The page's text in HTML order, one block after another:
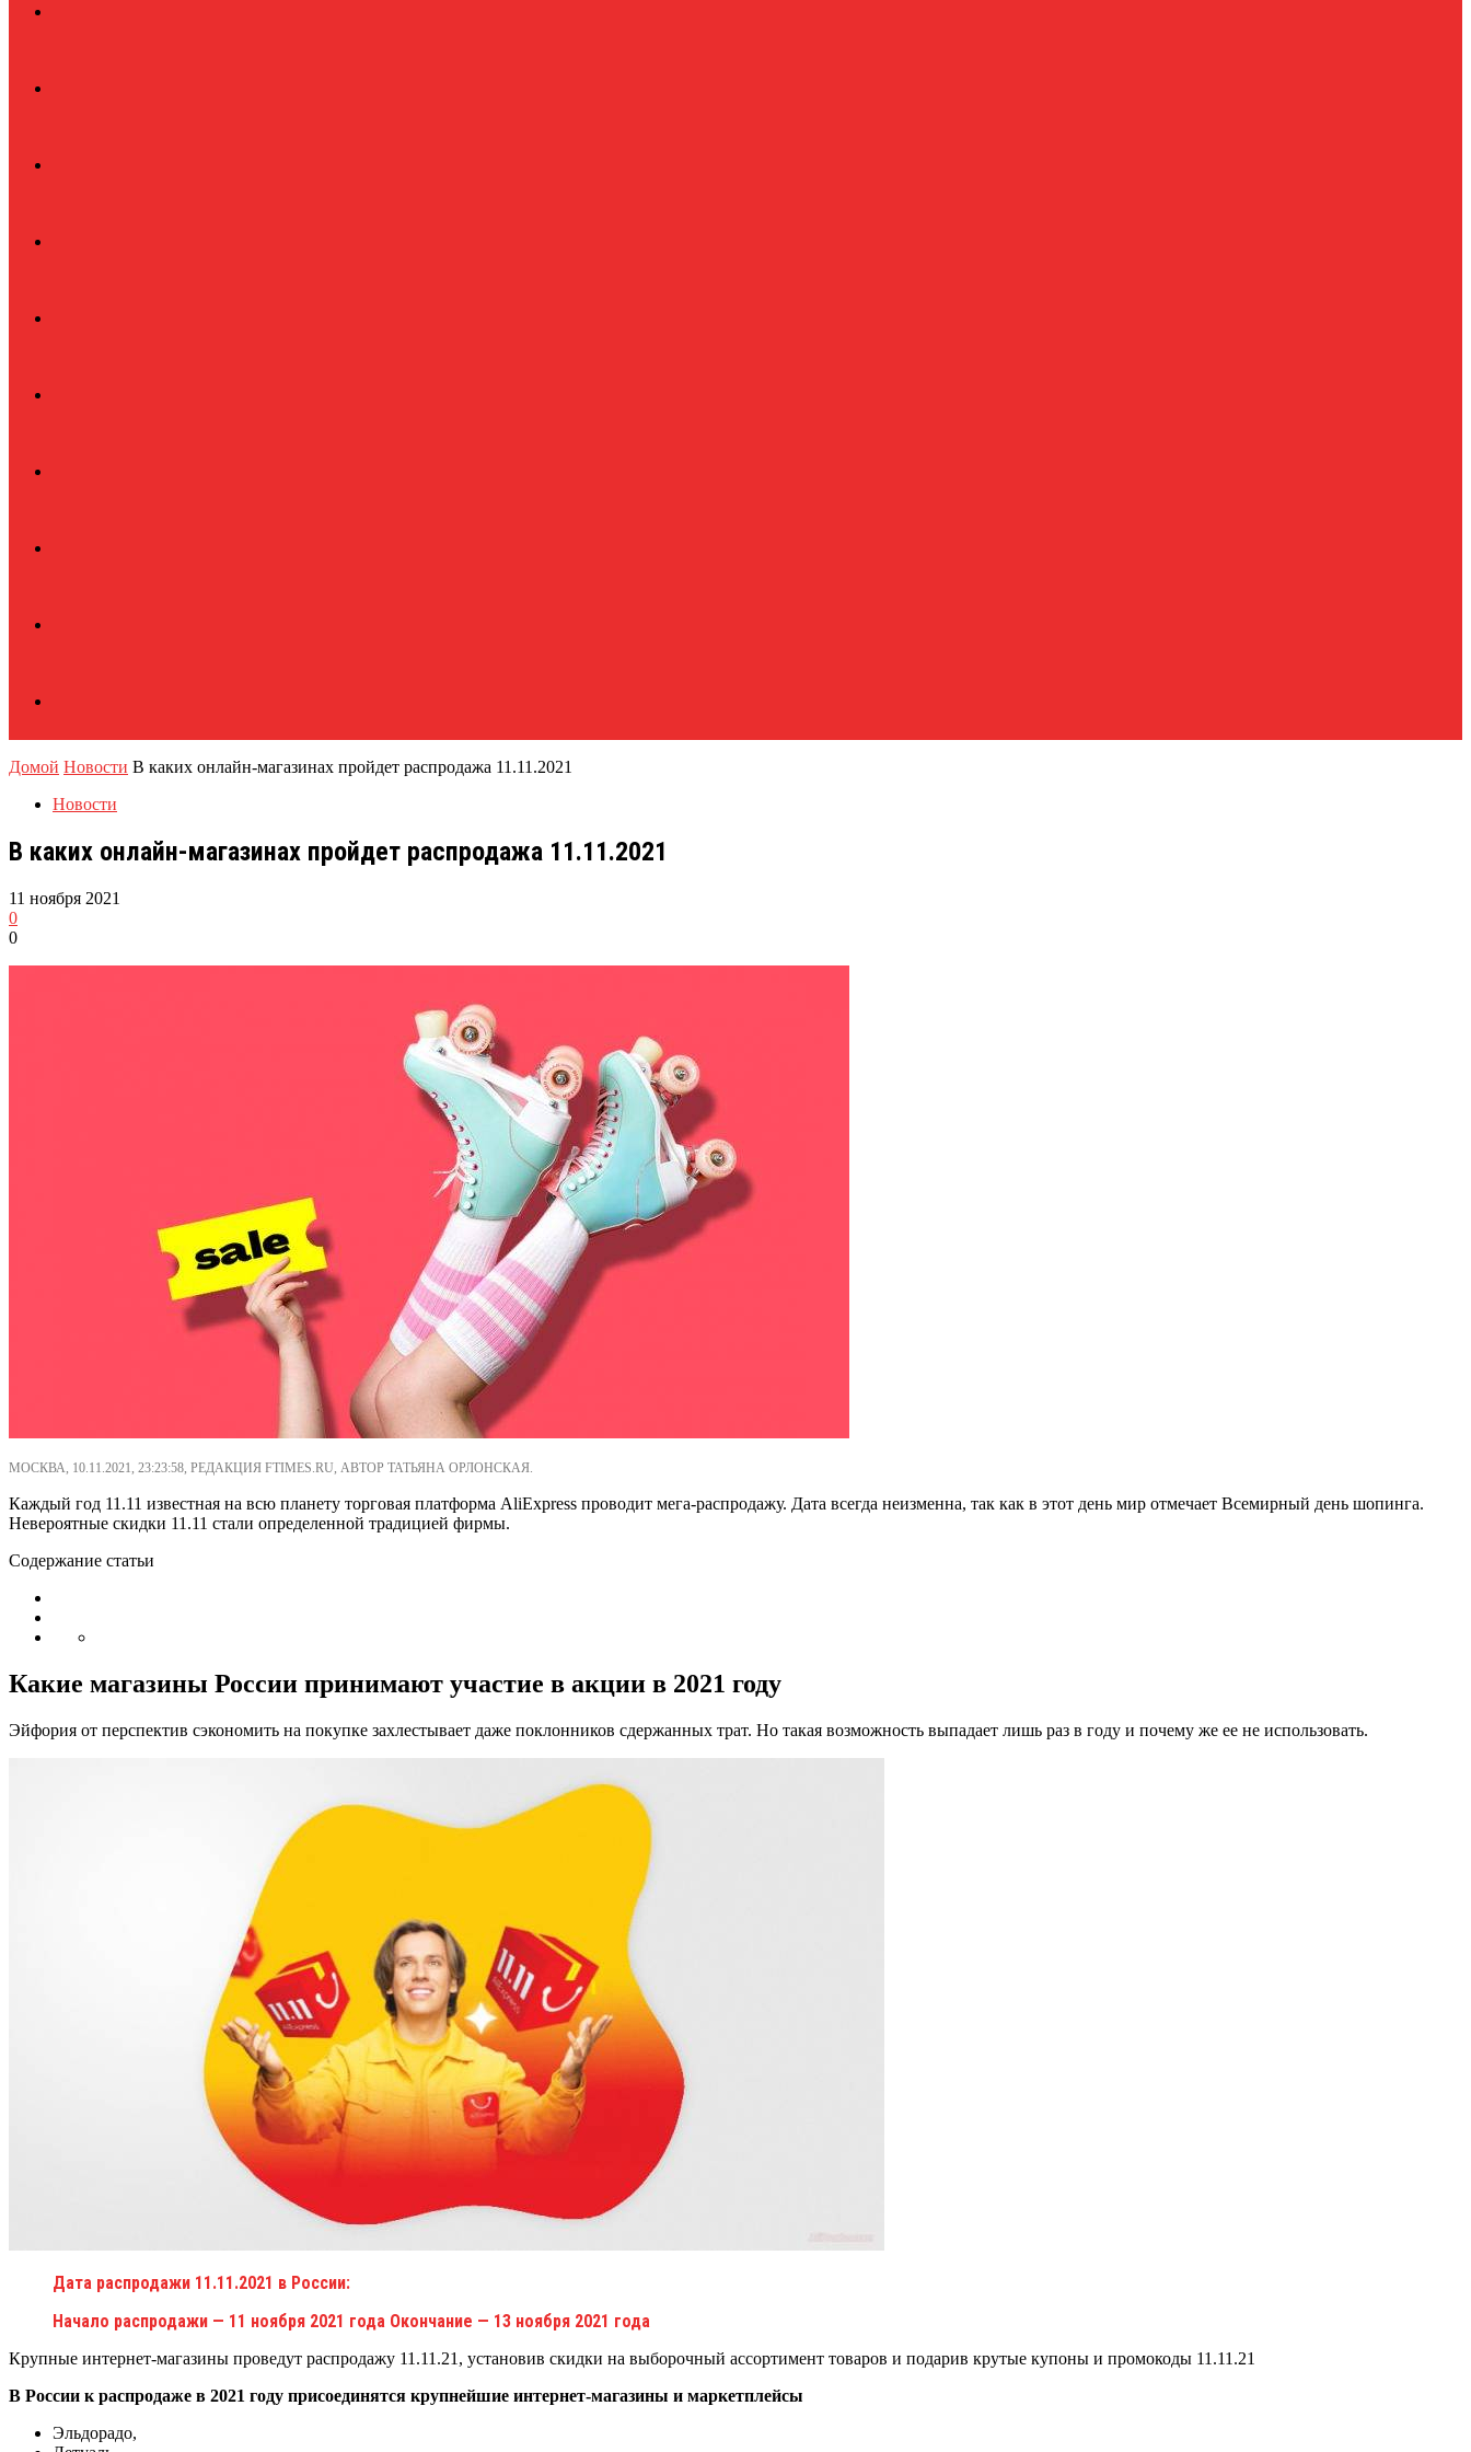
Домой Новости В каких онлайн-магазинах пройдет распродажа 11.11.2021
Новости
В каких онлайн-магазинах пройдет распродажа 11.11.2021
11 ноября 2021
0
0
МОСКВА, 10.11.2021, 23:23:58, РЕДАКЦИЯ FTIMES.RU, АВТОР ТАТЬЯНА ОРЛОНСКАЯ.
Каждый год 11.11 известная на всю планету торговая платформа AliExpress проводит мега-распродажу. Дата всегда неизменна, так как в этот день мир отмечает Всемирный день шопинга.
Невероятные скидки 11.11 стали определенной традицией фирмы.
Содержание статьи
Какие магазины России принимают участие в акции в 2021 году
Эйфория от перспектив сэкономить на покупке захлестывает даже поклонников сдержанных трат. Но такая возможность выпадает лишь раз в году и почему же ее не использовать.
Дата распродажи 11.11.2021 в России:
Начало распродажи — 11 ноября 2021 года Окончание — 13 ноября 2021 года
Крупные интернет-магазины проведут распродажу 11.11.21, установив скидки на выборочный ассортимент товаров и подарив крутые купоны и промокоды 11.11.21
В России к распродаже в 2021 году присоединятся крупнейшие интернет-магазины и маркетплейсы
Эльдорадо,